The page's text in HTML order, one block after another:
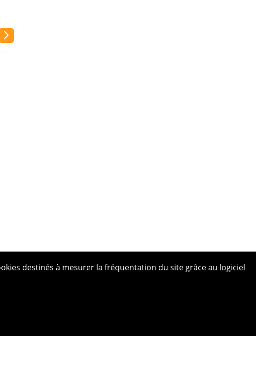
destinés à mesurer la fréquentation du site grâce au logiciel